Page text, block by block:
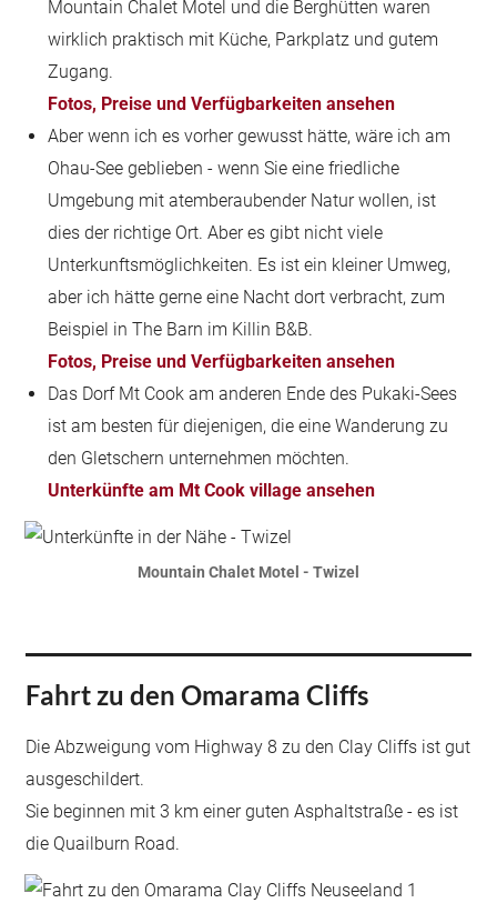
Mountain Chalet Motel und die Berghütten waren
wirklich praktisch mit Küche, Parkplatz und gutem
Zugang.
Fotos, Preise und Verfügbarkeiten ansehen
Aber wenn ich es vorher gewusst hätte, wäre ich am
Ohau-See geblieben - wenn Sie eine friedliche
Umgebung mit atemberaubender Natur wollen, ist
dies der richtige Ort. Aber es gibt nicht viele
Unterkunftsmöglichkeiten. Es ist ein kleiner Umweg,
aber ich hätte gerne eine Nacht dort verbracht, zum
Beispiel in The Barn im Killin B&B.
Fotos, Preise und Verfügbarkeiten ansehen
Das Dorf Mt Cook am anderen Ende des Pukaki-Sees
ist am besten für diejenigen, die eine Wanderung zu
den Gletschern unternehmen möchten.
Unterkünfte am Mt Cook village ansehen
Mountain Chalet Motel - Twizel
Fahrt zu den Omarama Cliffs
Die Abzweigung vom Highway 8 zu den Clay Cliffs ist gut
ausgeschildert.
Sie beginnen mit 3 km einer guten Asphaltstraße - es ist
die Quailburn Road.